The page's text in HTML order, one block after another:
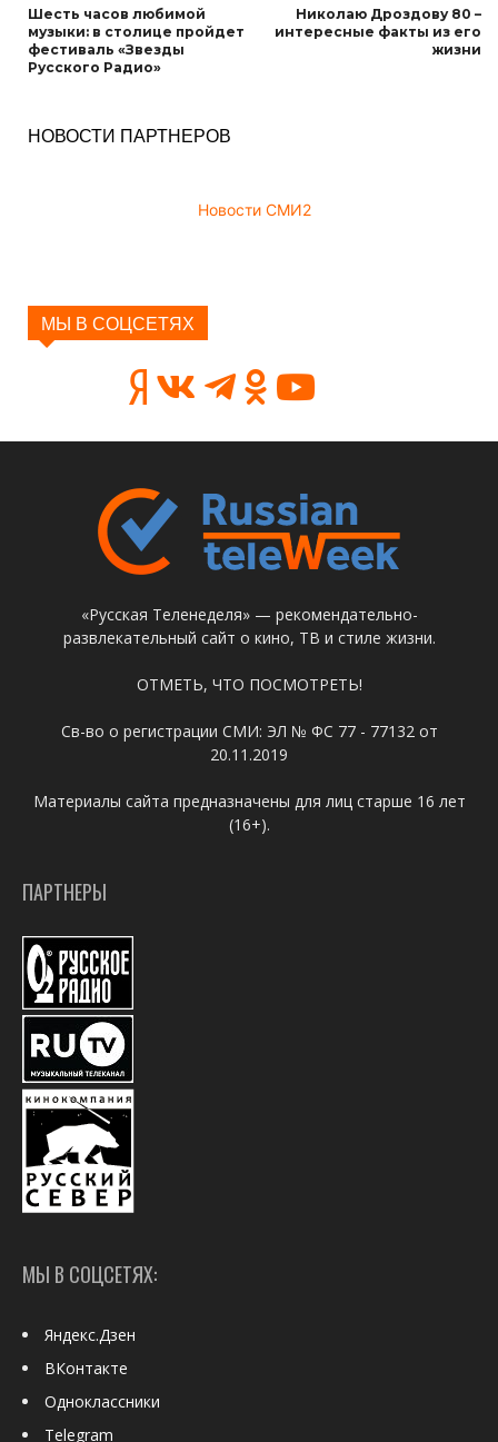
Шесть часов любимой
музыки: в столице пройдет
фестиваль «Звезды
Русского Радио»
Николаю Дроздову 80 –
интересные факты из его
жизни
НОВОСТИ ПАРТНЕРОВ
Новости СМИ2
МЫ В СОЦСЕТЯХ
«Русская Теленеделя» — рекомендательно-
развлекательный сайт о кино, ТВ и стиле жизни.
ОТМЕТЬ, ЧТО ПОСМОТРЕТЬ!
Св-во о регистрации СМИ: ЭЛ № ФС 77 - 77132 от
20.11.2019
Материалы сайта предназначены для лиц старше 16 лет
(16+).
ПАРТНЕРЫ
МЫ В СОЦСЕТЯХ:
Яндекс.Дзен
ВКонтакте
Одноклассники
Telegram